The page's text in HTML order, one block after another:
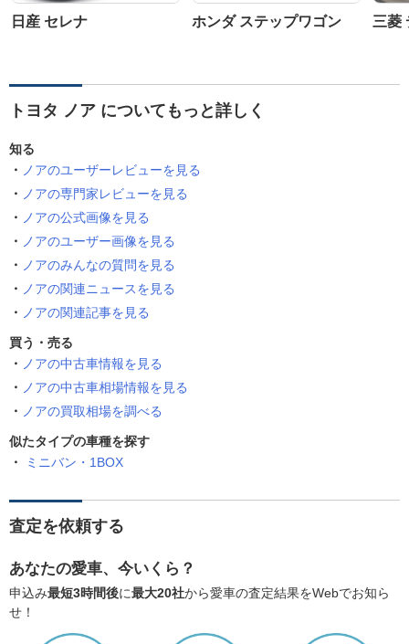
日産 セレナ ホンダ ステップワゴン 三菱
トヨタ ノア についてもっと詳しく
知る
ノアのユーザーレビューを見る
ノアの専門家レビューを見る
ノアの公式画像を見る
ノアのユーザー画像を見る
ノアのみんなの質問を見る
ノアの関連ニュースを見る
ノアの関連記事を見る
買う・売る
ノアの中古車情報を見る
ノアの中古車相場情報を見る
ノアの買取相場を調べる
似たタイプの車種を探す
ミニバン・1BOX
査定を依頼する
あなたの愛車、今いくら？
申込み最短3時間後に最大20社から愛車の査定結果をWebでお知ら
せ！